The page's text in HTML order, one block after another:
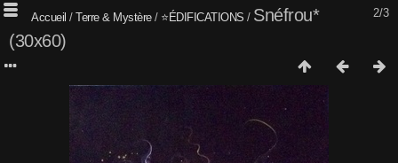
2/3
Accueil / Terre & Mystère/ ⭐️ÉDIFICATIONS / Snéfrou*
(30x60)